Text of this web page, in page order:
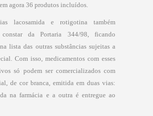
agora 36 produtos incluídos.
lacosamida e rotigotina também
constar da Portaria 344/98, ficando
lista das outras substâncias sujeitas a
Com isso, medicamentos com esses
só podem ser comercializados com
de cor branca, emitida em duas vias:
na farmácia e a outra é entregue ao